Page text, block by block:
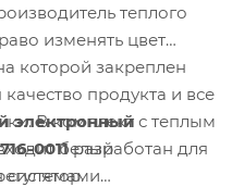
теплого
изменять цвет
которой закреплен
продукта и все
В комплект с теплым
белый
электронный
0011разработан для
системами